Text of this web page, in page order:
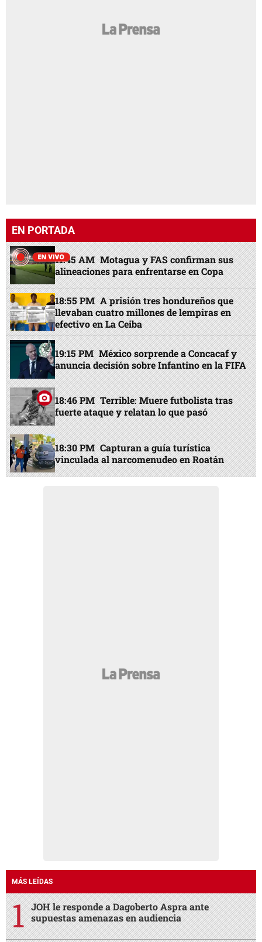
EN PORTADA
11:45 AM Motagua y FAS confirman sus
alineaciones para enfrentarse en Copa
18:55 PM A prisión tres hondureños que
llevaban cuatro millones de lempiras en
efectivo en La Ceiba
19:15 PM México sorprende a Concacaf y
anuncia decisión sobre Infantino en la FIFA
18:46 PM Terrible: Muere futbolista tras
fuerte ataque y relatan lo que pasó
18:30 PM Capturan a guía turística
vinculada al narcomenudeo en Roatán
MÁS LEÍDAS
JOH le responde a Dagoberto Aspra ante
supuestas amenazas en audiencia